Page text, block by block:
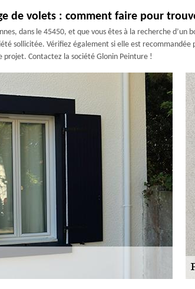
de volets : comment faire pour
dans le 45450, et que vous êtes à la recherche
sollicitée. Vérifiez également si elle est
Contactez la société Glonin Peinture !